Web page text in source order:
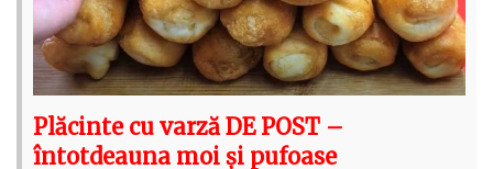
Plăcinte cu varză DE POST –
întotdeauna moi și pufoase